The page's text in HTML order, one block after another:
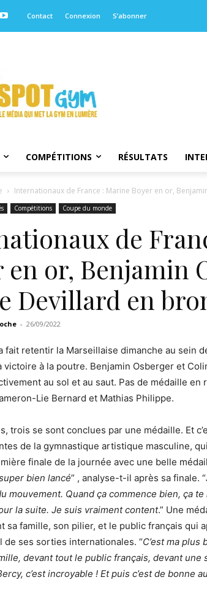
Contact Connexion S’abonner
COMPÉTITIONS RÉSULTATS
Internationaux de France : Marine Boyer en or,
Compétitions Coupe du monde
de
en or, Benjamin
Devillard en
- 26/09/2022
fait retentir la Marseillaise dimanche au sein
victoire à la poutre. Benjamin Osberger et
au sol et au saut. Pas de médaille en
Lie Bernard et Mathias Philippe.
trois se sont conclues par une médaille. Et
de la gymnastique artistique masculine,
finale de la journée avec une belle
bien lancé” , analyse-t-il après sa finale. “
mouvement. Quand ça commence bien, ça
la suite. Je suis vraiment content.” Une
sa famille, son pilier, et le public français qui
de ses sorties internationales. “C’est ma plus
devant tout le public français, devant
c’est incroyable ! Et puis c’est de bonne